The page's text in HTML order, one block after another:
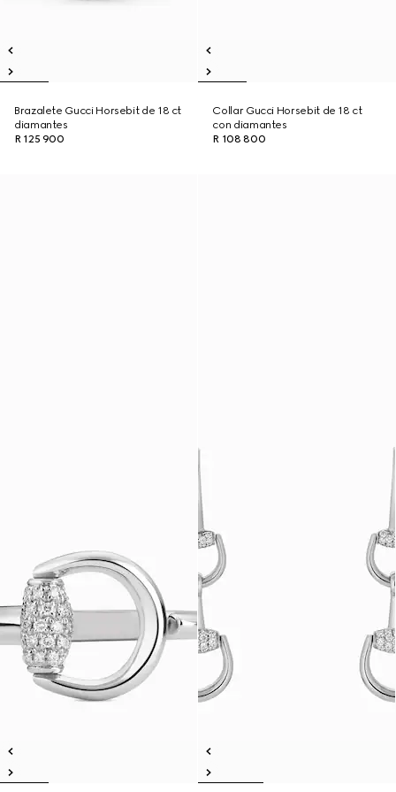
Brazalete Gucci Horsebit de 18 ct
diamantes
R 125 900
Collar Gucci Horsebit de 18 ct
con diamantes
R 108 800